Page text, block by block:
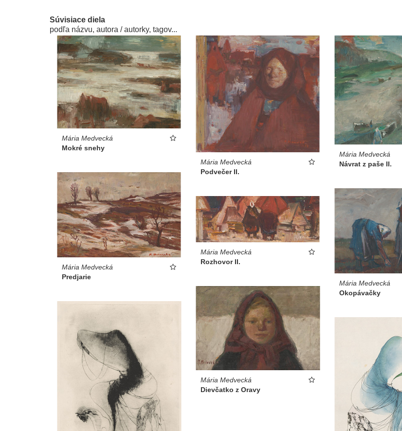
Súvisiace diela
podľa názvu, autora / autorky, tagov...
Mária Medvecká
Mokré snehy
Mária Medvecká
Podvečer II.
Mária Medvecká
Návrat z paše II.
Mária Medvecká
Predjarie
Mária Medvecká
Okopávačky
Mária Medvecká
Rozhovor II.
Mária Medvecká
Dievčatko z Oravy